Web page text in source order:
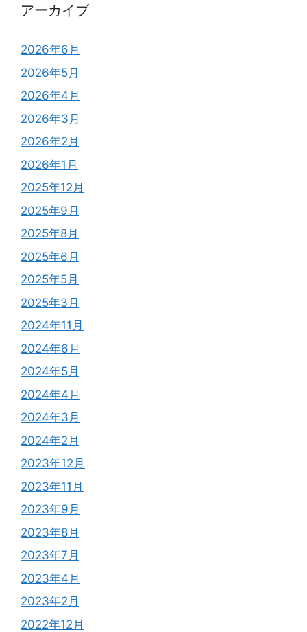
アーカイブ
2026年6月
2026年5月
2026年4月
2026年3月
2026年2月
2026年1月
2025年12月
2025年9月
2025年8月
2025年6月
2025年5月
2025年3月
2024年11月
2024年6月
2024年5月
2024年4月
2024年3月
2024年2月
2023年12月
2023年11月
2023年9月
2023年8月
2023年7月
2023年4月
2023年2月
2022年12月